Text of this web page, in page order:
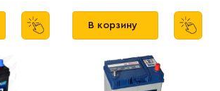
В корзину